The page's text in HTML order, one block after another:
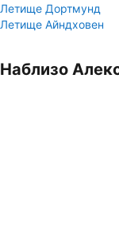
Летище Дортмунд
Летище Айндховен
Наблизо